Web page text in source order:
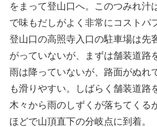
をまって登山口へ。このつみれ汁
で味もだしがよく非常にコストパ
登山口の高照寺入口の駐車場は先
がっていないが、まずは舗装道路
雨は降っていないが、路面がぬれ
も滑りやすい。しばらく舗装道路
木々から雨のしずくが落ちてくる
ほどで山頂直下の分岐点に到着。